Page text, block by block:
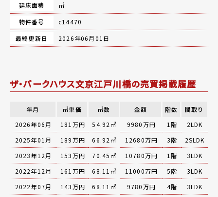
延床面積
㎡
物件番号
c14470
最終更新日
2026年06月01日
ザ・パークハウス文京江戸川橋の売買掲載履歴
年月 ㎡単価 ㎡数 金額 階数
間取り
2026年06月
181万円 54.92㎡ 9980万円 1階
2LDK
2025年01月
189万円 66.92㎡ 12680万円 3階
2SLDK
2023年12月
153万円 70.45㎡ 10780万円 1階
3LDK
2022年12月
161万円 68.11㎡ 11000万円 5階
3LDK
2022年07月
143万円 68.11㎡ 9780万円 4階
3LDK